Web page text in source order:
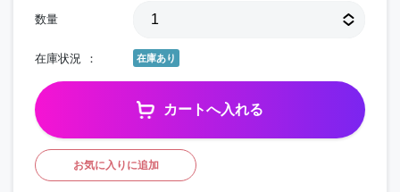
数量
在庫状況 在庫あり
カートへ入れる
お気に入りに追加